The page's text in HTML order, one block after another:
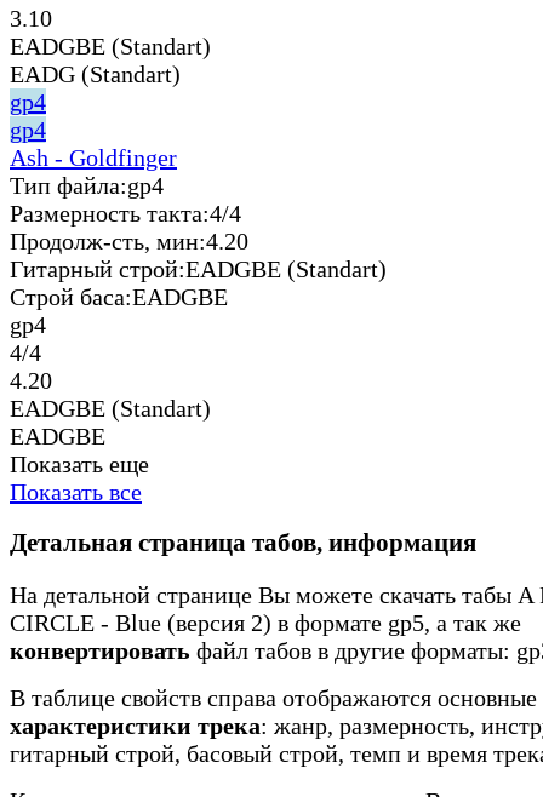
3.10
EADGBE (Standart)
EADG (Standart)
gp4
gp4
Ash - Goldfinger
Тип файла:gp4
Размерность такта:4/4
Продолж-сть, мин:4.20
Гитарный строй:EADGBE (Standart)
Строй баса:EADGBE
gp4
4/4
4.20
EADGBE (Standart)
EADGBE
Показать еще
Показать все
Детальная страница табов, информация
На детальной странице Вы можете скачать табы A
CIRCLE - Blue (версия 2) в формате gp5, а так же
конвертировать файл табов в другие форматы:
В таблице свойств справа отображаются основные
характеристики трека: жанр, размерность,
гитарный строй, басовый строй, темп и время